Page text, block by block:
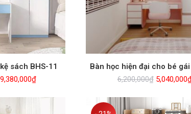
sách BHS-11
Giá
11,200,000₫.
9,380,000₫Giá
tại
Bàn học hiện đại cho bé
6,200,000₫ Giá
5,040,000